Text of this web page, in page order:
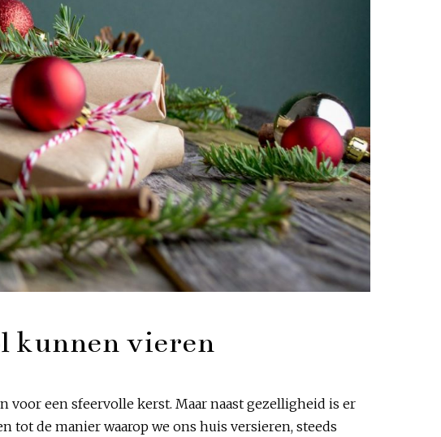
kunnen vieren
voor een sfeervolle kerst. Maar naast gezelligheid is er
tot de manier waarop we ons huis versieren, steeds